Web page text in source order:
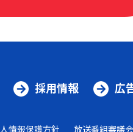
採用情報 広
情報保護方針 放送番組審議会